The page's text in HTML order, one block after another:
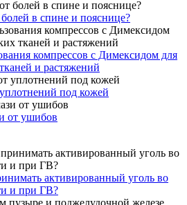
в спине и пояснице?
компрессов с Димексидом для
и растяжений
под кожей
от ушибов
активированный уголь во
и при ГВ?